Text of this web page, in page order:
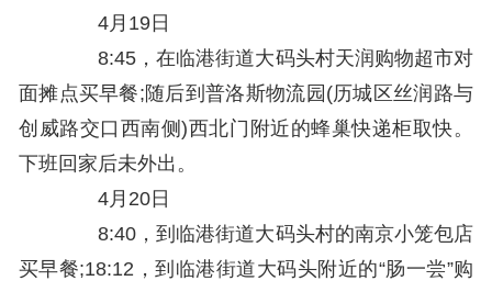
4月19日
8:45，在临港街道大码头村天润购物超市对
面摊点买早餐;随后到普洛斯物流园(历城区丝润路与
创威路交口西南侧)西北门附近的蜂巢快递柜取快。
下班回家后未外出。
4月20日
8:40，到临港街道大码头村的南京小笼包店
买早餐;18:12，到临港街道大码头附近的“肠一尝”购